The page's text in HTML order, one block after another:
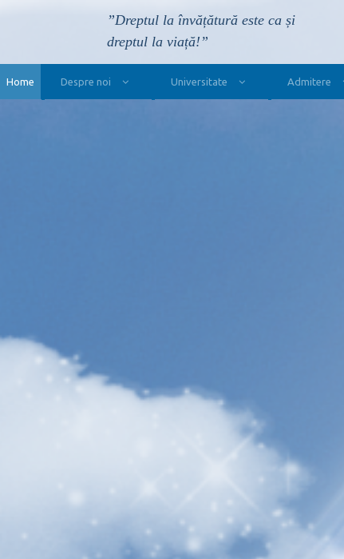
Main Navigation
”Dreptul la învățătură este ca și
dreptul la viață!”
Home Despre noi Universitate Admitere